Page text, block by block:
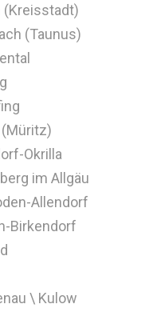
(Kreisstadt)
(Taunus)
Okrilla
im Allgäu
Allendorf
Birkendorf
\ Kulow